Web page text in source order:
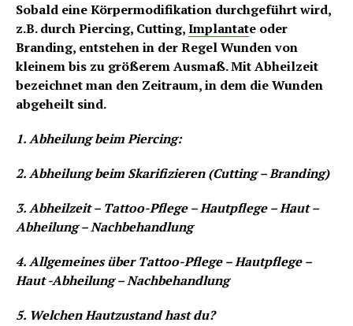
Sobald eine Körpermodifikation durchgeführt wird,
z.B. durch Piercing, Cutting,Implantate oder
Branding, entstehen in der Regel Wunden von
kleinem bis zu größerem Ausmaß. Mit Abheilzeit
bezeichnet man den Zeitraum, in dem die Wunden
abgeheilt sind.
1. Abheilung beim Piercing:
2. Abheilung beim Skarifizieren (Cutting – Branding)
3. Abheilzeit – Tattoo-Pflege – Hautpflege – Haut –
Abheilung – Nachbehandlung
4. Allgemeines über Tattoo-Pflege – Hautpflege –
Haut -Abheilung – Nachbehandlung
5. Welchen Hautzustand hast du?